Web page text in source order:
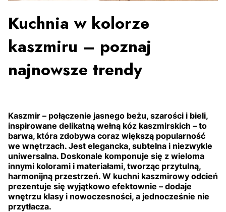
Kuchnia w kolorze
kaszmiru – poznaj
najnowsze trendy
Kaszmir – połączenie jasnego beżu, szarości i bieli,
inspirowane delikatną wełną kóz kaszmirskich – to
barwa, która zdobywa coraz większą popularność
we wnętrzach. Jest elegancka, subtelna i niezwykle
uniwersalna. Doskonale komponuje się z wieloma
innymi kolorami i materiałami, tworząc przytulną,
harmonijną przestrzeń. W kuchni kaszmirowy odcień
prezentuje się wyjątkowo efektownie – dodaje
wnętrzu klasy i nowoczesności, a jednocześnie nie
przytłacza.